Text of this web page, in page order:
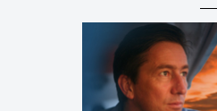
mes
favoris